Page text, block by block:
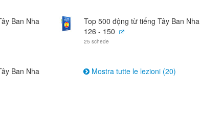
Ban Nha
Top 500 động từ tiếng Tây Ban Nha
126 - 150
25 schede
Ban Nha
Mostra tutte le lezioni (20)